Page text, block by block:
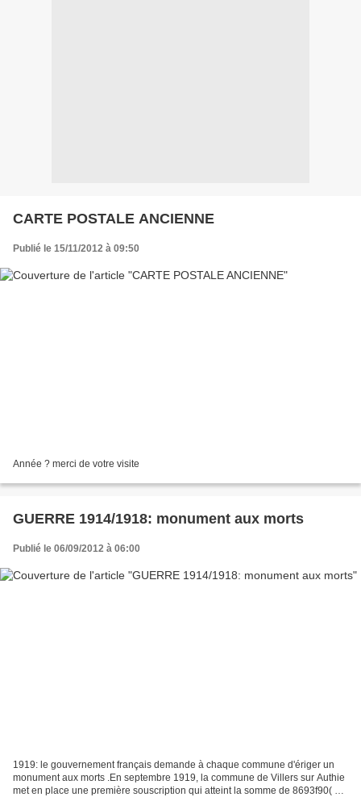
CARTE POSTALE ANCIENNE
Publié le 15/11/2012 à 09:50
Année ? merci de votre visite
GUERRE 1914/1918: monument aux morts
Publié le 06/09/2012 à 06:00
1919: le gouvernement français demande à chaque commune d'ériger un
monument aux morts .En septembre 1919, la commune de Villers sur Authie
met en place une première souscription qui atteint la somme de 8693f90( de